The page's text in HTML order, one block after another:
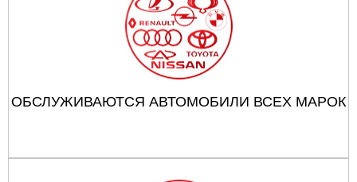
ОБСЛУЖИВАЮТСЯ АВТОМОБИЛИ ВСЕХ МАРОК